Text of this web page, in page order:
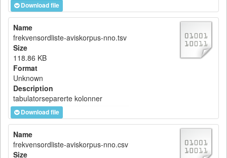
Download file
Name
frekvensordliste-aviskorpus-nno.tsv
Size
118.86 KB
Format
Unknown
Description
tabulatorseparerte kolonner
Download file
Name
frekvensordliste-aviskorpus-nno.csv
Size